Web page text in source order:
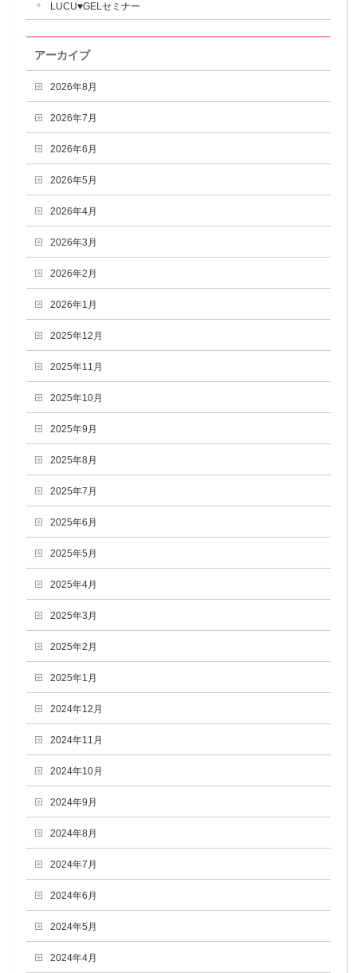
LUCU♥GELセミナー
アーカイブ
2026年8月
2026年7月
2026年6月
2026年5月
2026年4月
2026年3月
2026年2月
2026年1月
2025年12月
2025年11月
2025年10月
2025年9月
2025年8月
2025年7月
2025年6月
2025年5月
2025年4月
2025年3月
2025年2月
2025年1月
2024年12月
2024年11月
2024年10月
2024年9月
2024年8月
2024年7月
2024年6月
2024年5月
2024年4月